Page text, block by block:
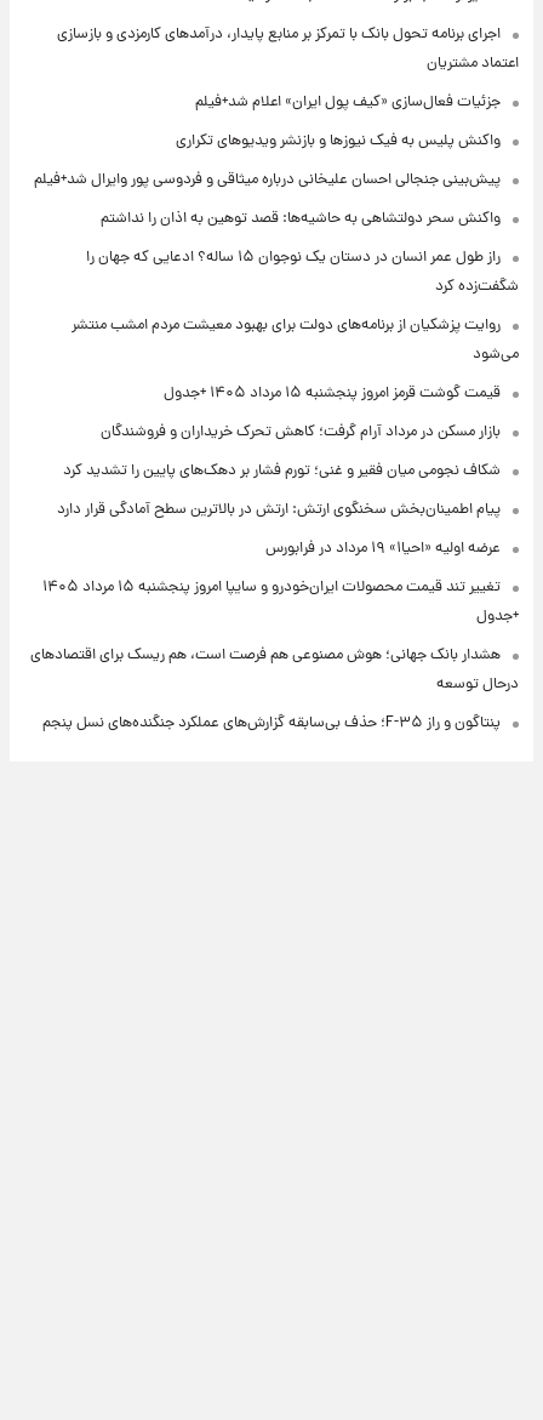
اجرای برنامه تحول بانک با تمرکز بر منابع پایدار، درآمدهای کارمزدی و بازسازی
اعتماد مشتریان
جزئیات فعال‌سازی «کیف پول ایران» اعلام شد+فیلم
واکنش پلیس به فیک نیوزها و بازنشر ویدیوهای تکراری
پیش‌بینی جنجالی احسان علیخانی درباره میثاقی و فردوسی پور وایرال شد+فیلم
واکنش سحر دولتشاهی به حاشیه‌ها: قصد توهین به اذان را نداشتم
راز طول عمر انسان در دستان یک نوجوان ۱۵ ساله؟ ادعایی که جهان را
شگفت‌زده کرد
روایت پزشکیان از برنامه‌های دولت برای بهبود معیشت مردم امشب منتشر
می‌شود
قیمت گوشت قرمز امروز پنجشنبه ۱۵ مرداد ۱۴۰۵ +جدول
بازار مسکن در مرداد آرام گرفت؛ کاهش تحرک خریداران و فروشندگان
شکاف نجومی میان فقیر و غنی؛ تورم فشار بر دهک‌های پایین را تشدید کرد
پیام اطمینان‌بخش سخنگوی ارتش: ارتش در بالاترین سطح آمادگی قرار دارد
عرضه اولیه «احیا۱» ۱۹ مرداد در فرابورس
تغییر تند قیمت محصولات ایران‌خودرو و سایپا امروز پنجشنبه ۱۵ مرداد ۱۴۰۵
+جدول
هشدار بانک جهانی؛ هوش مصنوعی هم فرصت است، هم ریسک برای اقتصادهای
درحال توسعه
پنتاگون و راز F-۳۵؛ حذف بی‌سابقه گزارش‌های عملکرد جنگنده‌های نسل پنجم